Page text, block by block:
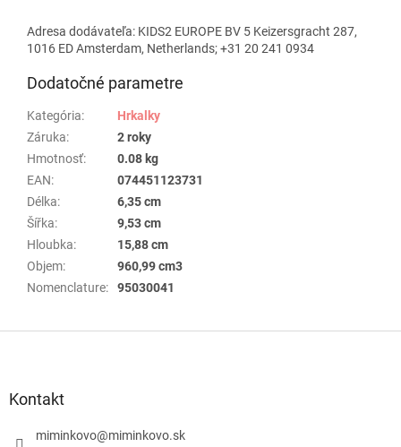
Adresa dodávateľa: KIDS2 EUROPE BV 5 Keizersgracht 287,
1016 ED Amsterdam, Netherlands; +31 20 241 0934
Dodatočné parametre
Kategória:
Hrkalky
Záruka:
2 roky
Hmotnosť:
0.08 kg
EAN:
074451123731
Délka:
6,35 cm
Šířka:
9,53 cm
Hloubka:
15,88 cm
Objem:
960,99 cm3
Nomenclature: 95030041
Kontakt
miminkovo@miminkovo.sk